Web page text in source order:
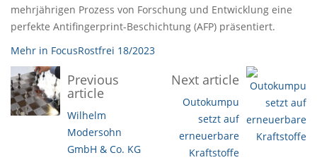
mehrjährigen Prozess von Forschung und Entwicklung eine
perfekte Antifingerprint-Beschichtung (AFP) präsentiert.
Mehr in FocusRostfrei 18/2023
Previous
article
Wilhelm
Modersohn
GmbH & Co. KG
Next article
Outokumpu
setzt auf
erneuerbare
Kraftstoffe